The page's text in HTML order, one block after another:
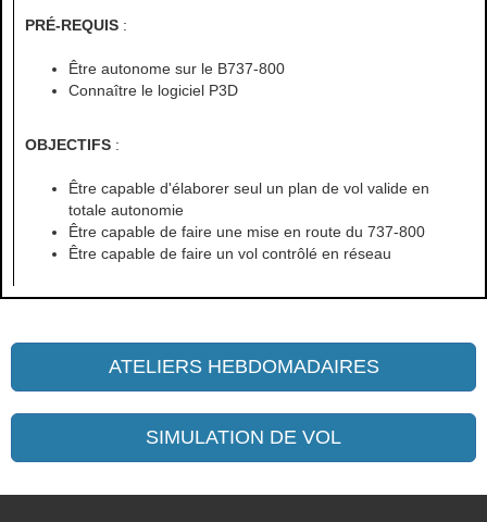
PRÉ-REQUIS :
Être autonome sur le B737-800
Connaître le logiciel P3D
OBJECTIFS :
Être capable d'élaborer seul un plan de vol valide en
totale autonomie
Être capable de faire une mise en route du 737-800
Être capable de faire un vol contrôlé en réseau
ATELIERS HEBDOMADAIRES
SIMULATION DE VOL